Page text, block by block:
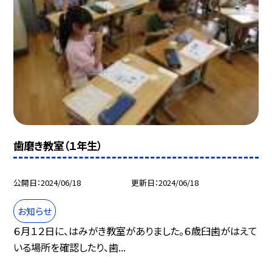
歯磨き教室（１年生）
公開日 2024/06/18 更新日 2024/06/18
お知らせ
６月１２日に、はみがき教室がありました。６歳臼歯がはえて
いる場所を確認したり、歯...